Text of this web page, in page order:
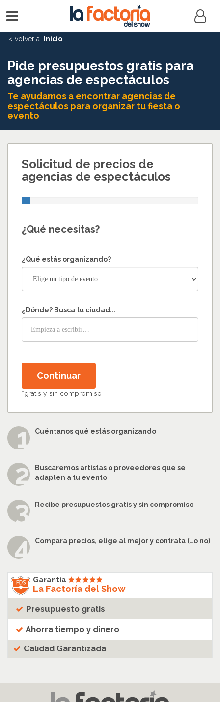
Menú
principal
Acceso
Inicio
Pide presupuestos gratis para
agencias de espectáculos
Te ayudamos a encontrar agencias de
espectáculos para organizar tu fiesta o
evento
Solicitud de precios de
agencias de espectáculos
¿Qué necesitas?
¿Qué estás organizando?
¿Dónde? Busca tu ciudad...
Continuar
*gratis y sin compromiso
Cuéntanos qué estás organizando
Buscaremos artistas o proveedores que se
adapten a tu evento
Recibe presupuestos gratis y sin compromiso
Compara precios, elige al mejor y contrata (…o no)
Garantia
La Factoría del Show
Presupuesto gratis
Ahorra tiempo y dinero
Calidad Garantizada